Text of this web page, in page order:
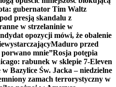
gubernator Tim Waltz
presją skandalu z
w strzelaninie w
opozycji mówi, że obalenie
Maduro przed
porwano mnie”Rosja potępia
rabunek w sklepie 7-Eleven
w Bazylice Św. Jacka – niedzielne
zamach terrorystyczny w